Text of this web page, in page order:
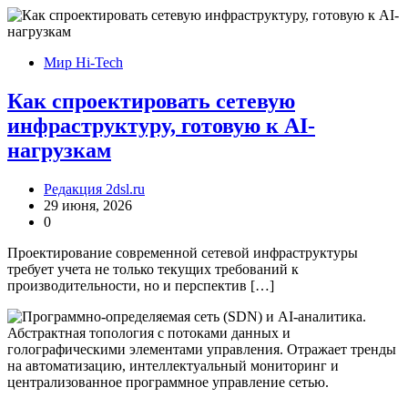
Мир Hi-Tech
Как спроектировать сетевую
инфраструктуру, готовую к AI-
нагрузкам
Редакция 2dsl.ru
29 июня, 2026
0
Проектирование современной сетевой инфраструктуры
требует учета не только текущих требований к
производительности, но и перспектив […]